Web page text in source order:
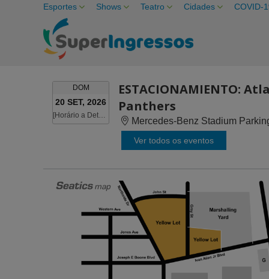
Esportes Shows Teatro Cidades COVID-
DOMDOMINGO
20 SET, 2026
[Horário a Determinar] [Horário a Determinar]
ESTACIONAMIENTO:
Panthers
Mercedes-Benz Stadium
Ver todos os eventos